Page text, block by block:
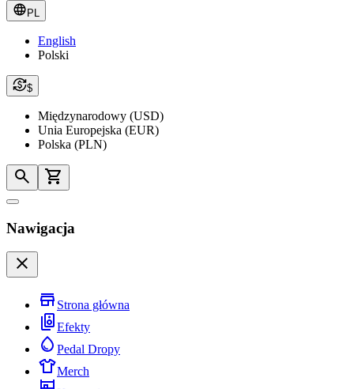
PL
English
Polski
$
Międzynarodowy (USD)
Unia Europejska (EUR)
Polska (PLN)
Nawigacja
Strona główna
Efekty
Pedal Dropy
Merch